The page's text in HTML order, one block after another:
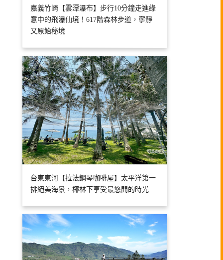
嘉義竹崎【雲潭瀑布】步行10分鐘走進綠
意中的飛瀑仙境！617階森林步道，寧靜
又原始秘境
台東東河【拉法鋼琴咖啡屋】太平洋第一
排絕美海景，椰林下享受最悠閒的時光